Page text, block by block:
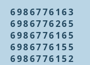
6986776163
6986776265
6986776165
6986776155
6986776152